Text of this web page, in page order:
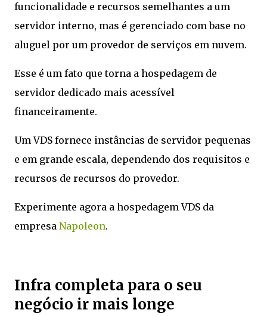
funcionalidade e recursos semelhantes a um
servidor interno, mas é gerenciado com base no
aluguel por um provedor de serviços em nuvem.
Esse é um fato que torna a hospedagem de
servidor dedicado mais acessível
financeiramente.
Um VDS fornece instâncias de servidor pequenas
e em grande escala, dependendo dos requisitos e
recursos de recursos do provedor.
Experimente agora a hospedagem VDS da
empresa Napoleon.
Infra completa para o seu
negócio ir mais longe